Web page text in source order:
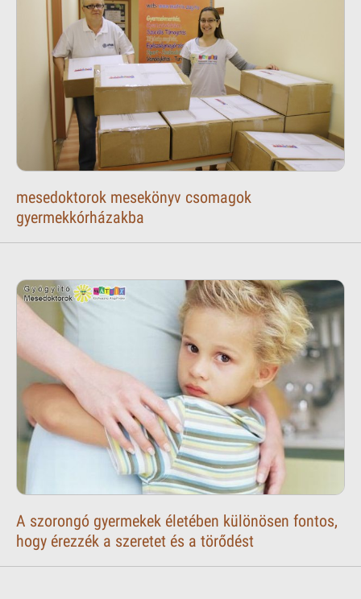
mesedoktorok mesekönyv csomagok
gyermekkórházakba
A szorongó gyermekek életében különösen fontos,
hogy érezzék a szeretet és a törődést